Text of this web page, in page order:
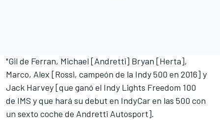
"Gil de Ferran, Michael [Andretti] Bryan [Herta],
Marco, Alex [Rossi, campeón de la Indy 500 en 2016] y
Jack Harvey [que ganó el Indy Lights Freedom 100
de IMS y que hará su debut en IndyCar en las 500 con
un sexto coche de Andretti Autosport].